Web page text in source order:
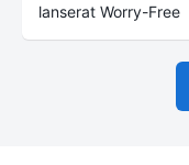
lanserat Worry-Free